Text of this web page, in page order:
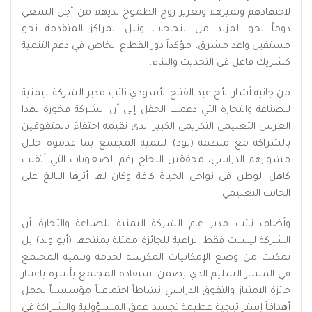
لاجتهادهم وتميزهم وتعزيز روح الطموح لديهم من أجل السعي
دوماً نحو المزيد من النجاحات ونيل المراكز المتقدمة نحو
مستقبل واعد مشرق، مؤكداً دور القطاع الخاص في دعم التنمية
كشريك فاعل في التحديث والبناء.
من جانبه أشار الأخ عبد الفتاح الأسودي نائب مدير الشركة اليمنية
للصناعة والتجارة التي دعمت الحفل إلى أن الشركة فخورة بهذا
العرس التعليمي التكريمي الكبير الذي تقيمه احتفاءً بالمتفوقين
بالشراكة مع منظمة (نود) لتنمية المجتمع بما قدموه خلال
مشوارهم الدراسي، محققين النجاح رغم الصعوبات التي أثقلت
كاهل الوطن في نواحي الحياة كافة وكان لها أثرها البالغ على
الجانب التعليمي.
وأضاف نائب مدير عام الشركة اليمنية للصناعة والتجارة أن
الشركة ليست فقط الراعية للجائزة ممثلة بمنتجها (أبو ولد) بل
تمكنت من وضع الإمكانيات المكرسة لخدمة وتنمية المجتمع
في المسار السليم الذي يضمن استفادة المجتمع بأسره باعتبار
جائزة الامتياز والتفوق الدراسي نشاطاً اجتماعياً مؤسسياً يحمل
أهدافاً إستراتيجية عظيمة تجسد عمق المسؤولية والشراكة في